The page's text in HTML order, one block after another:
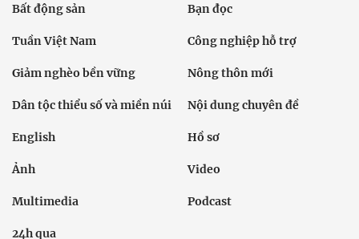
Bất động sản Bạn đọc
Tuần Việt Nam Công nghiệp hỗ trợ
Giảm nghèo bền vững Nông thôn mới
Dân tộc thiểu số và miền núi Nội dung chuyên đề
English Hồ sơ
Ảnh Video
Multimedia Podcast
24h qua